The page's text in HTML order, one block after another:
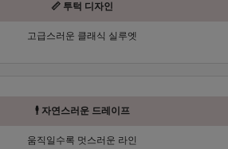
📏 투턱 디자인
고급스러운 클래식 실루엣
🕴 자연스러운 드레이프
움직일수록 멋스러운 라인